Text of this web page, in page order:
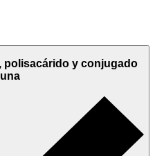
polisacárido y conjugado